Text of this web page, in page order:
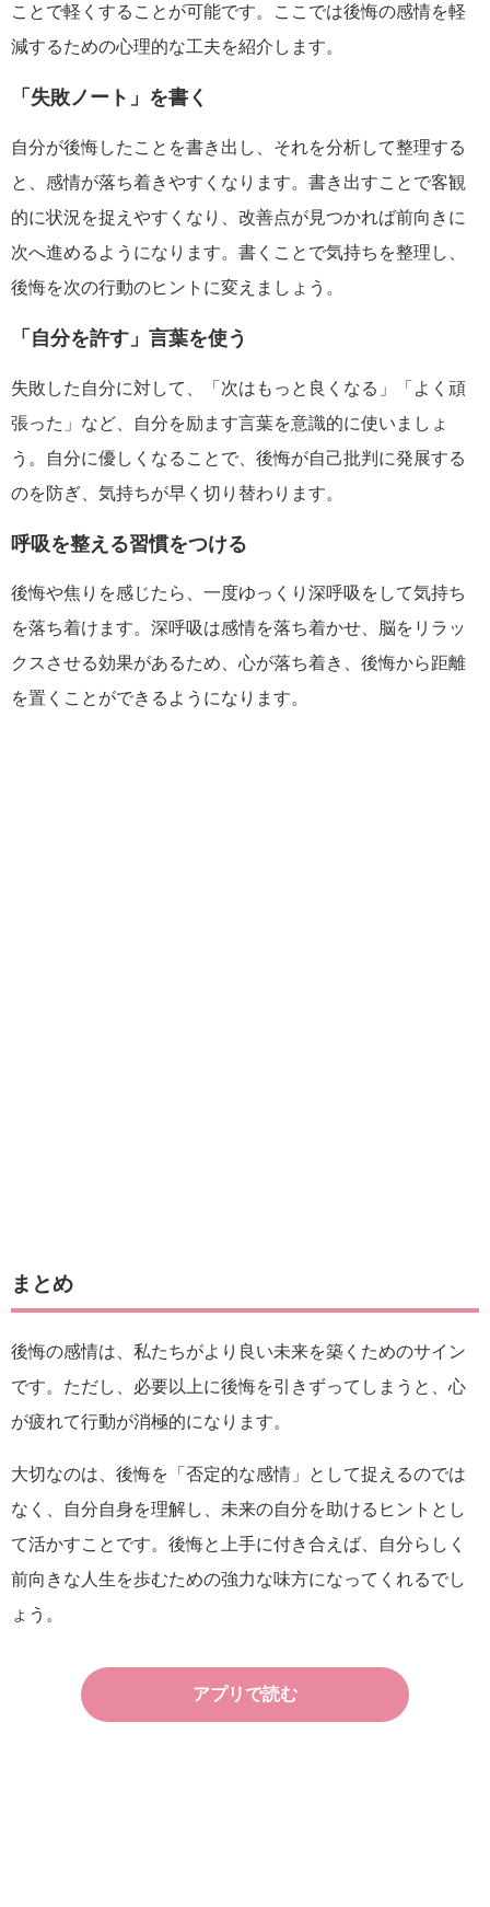
ことで軽くすることが可能です。ここでは後悔の感情を軽
減するための心理的な工夫を紹介します。
「失敗ノート」を書く
自分が後悔したことを書き出し、それを分析して整理する
と、感情が落ち着きやすくなります。書き出すことで客観
的に状況を捉えやすくなり、改善点が見つかれば前向きに
次へ進めるようになります。書くことで気持ちを整理し、
後悔を次の行動のヒントに変えましょう。
「自分を許す」言葉を使う
失敗した自分に対して、「次はもっと良くなる」「よく頑
張った」など、自分を励ます言葉を意識的に使いましょ
う。自分に優しくなることで、後悔が自己批判に発展する
のを防ぎ、気持ちが早く切り替わります。
呼吸を整える習慣をつける
後悔や焦りを感じたら、一度ゆっくり深呼吸をして気持ち
を落ち着けます。深呼吸は感情を落ち着かせ、脳をリラッ
クスさせる効果があるため、心が落ち着き、後悔から距離
を置くことができるようになります。
まとめ
後悔の感情は、私たちがより良い未来を築くためのサイン
です。ただし、必要以上に後悔を引きずってしまうと、心
が疲れて行動が消極的になります。
大切なのは、後悔を「否定的な感情」として捉えるのでは
なく、自分自身を理解し、未来の自分を助けるヒントとし
て活かすことです。後悔と上手に付き合えば、自分らしく
前向きな人生を歩むための強力な味方になってくれるでし
ょう。
アプリで読む